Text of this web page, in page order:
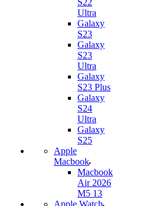
S22
Ultra
Galaxy
S23
Galaxy
S23
Ultra
Galaxy
S23 Plus
Galaxy
S24
Ultra
Galaxy
S25
Apple
Macbook
Macbook
Air 2026
M5 13
Apple Watch